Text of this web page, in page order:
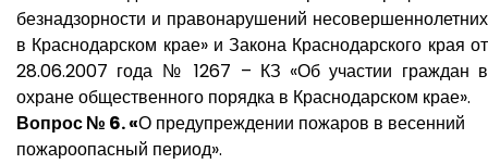
безнадзорности и правонарушений несовершеннолетних
в Краснодарском крае» и Закона Краснодарского края от
28.06.2007 года № 1267 – КЗ «Об участии граждан в
охране общественного порядка в Краснодарском крае».
Вопрос № 6.«О предупреждении пожаров в весенний
пожароопасный период».